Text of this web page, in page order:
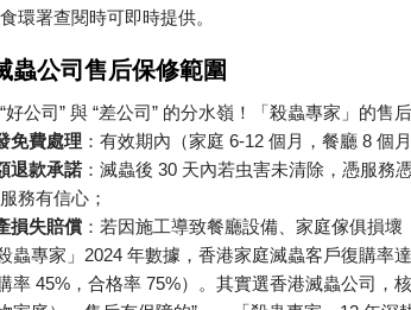
環署查閱時可即時提供。
蟲公司售后保修範圍
“好公司 ” 與 “差公司 ” 的分水嶺！「殺蟲專家」的售
免費處理 ：有效期內（家庭 6-12 個月，餐廳 8 個
退款承諾 ：滅蟲後 30 天內若虫害未清除，憑服務
務有信心；
損失賠償 ：若因施工導致餐廳設備、家庭傢俱損
蟲專家」 2024 年數據，香港家庭滅蟲客戶復購率達
率 45% ，合格率 75%）。其實選香港滅蟲公司，